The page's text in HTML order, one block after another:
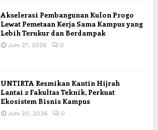
Akselerasi Pembangunan Kulon Progo
Lewat Pemetaan Kerja Sama Kampus yang
Lebih Terukur dan Berdampak
Juni 27, 2026 0
UNTIRTA Resmikan Kantin Hijrah
Lantai 2 Fakultas Teknik, Perkuat
Ekosistem Bisnis Kampus
Juni 20, 2026 0